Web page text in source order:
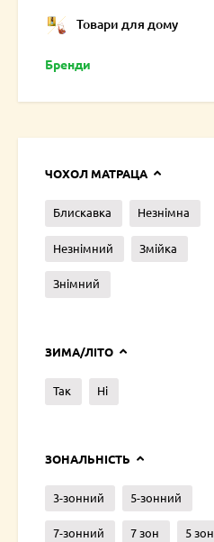
Товари для дому
Бренди
ЧОХОЛ МАТРАЦА
Блискавка Незнімна
Незнімний Змійка
Знімний
ЗИМА/ЛІТО
Так Ні
ЗОНАЛЬНІСТЬ
3-зонний 5-зонний
7-зонний 7 зон 5 зон